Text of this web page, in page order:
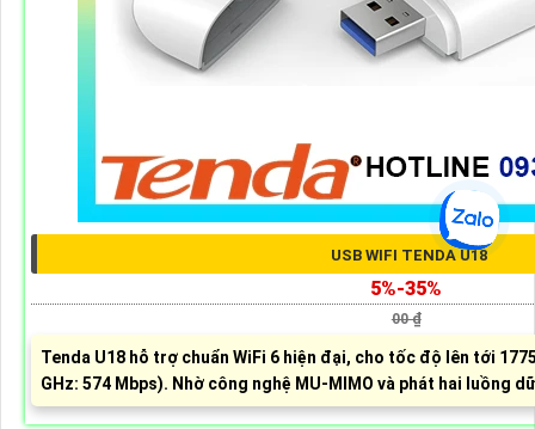
USB WIFI TENDA U18
5%-35%
00 ₫
Tenda U18 hỗ trợ chuẩn WiFi 6 hiện đại, cho tốc độ lên tới
GHz: 574 Mbps). Nhờ công nghệ MU-MIMO và phát hai luồng